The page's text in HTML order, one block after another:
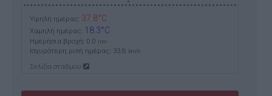
Υψηλή ημέρας: 37.8°C
Χαμηλή ημέρας: 18.3°C
Ημερήσια βροχή: 0.0 mm
Ισχυρότερη ριπή ημέρας: 33.8 km/h
Σελίδα σταθμού